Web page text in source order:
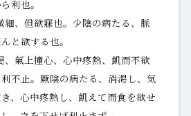
利也。
細、但欲寐也。少陰の病たる、脈
と欲する也。
、氣上撞心、心中疼熱、飢而不欲
不止。厥陰の病たる、消渇し、気
、心中疼熱し、飢えて而食を欲せ